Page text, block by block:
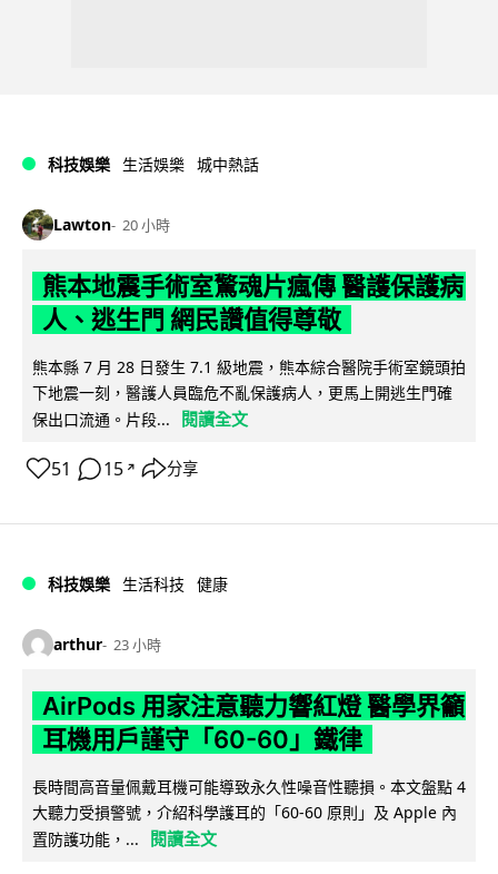
科技娛樂 生活娛樂 城中熱話
Lawton 20 小時
熊本地震手術室驚魂片瘋傳 醫護保護病
人、逃生門 網民讚值得尊敬
熊本縣 7 月 28 日發生 7.1 級地震，熊本綜合醫院手術室鏡頭拍
下地震一刻，醫護人員臨危不亂保護病人，更馬上開逃生門確
保出口流通。片段...
閱讀全文
51 15 ↗ 分享
科技娛樂 生活科技 健康
arthur 23 小時
AirPods 用家注意聽力響紅燈 醫學界籲
耳機用戶謹守「60-60」鐵律
長時間高音量佩戴耳機可能導致永久性噪音性聽損。本文盤點 4
大聽力受損警號，介紹科學護耳的「60-60 原則」及 Apple 內
置防護功能，...
閱讀全文